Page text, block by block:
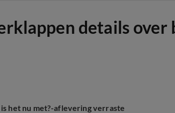
details
het nu met?-aflevering verraste